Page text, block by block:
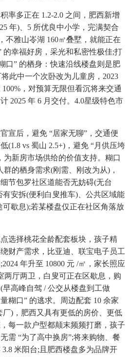
多正在 1.2-2.0 之间，肥西新增
年)、5 所优良中小学，完满契合
不雅山岺湖 160㎡叠墅，就能正在
的幸福好房，采光和私密性极佳;打
口” 的栖身：快速沿线楼盘则是肥
此中一个次卧改为儿童房，2023
，对预算无限但看沉将来交通
2025 年 6 月交付。4.0星级特色市
后，避免 “居家无聊”，交通便
(1.8 vs 蜀山 2.5+)，避免 “月供压垮
为新房市场供给的价值支持。糊口
的栖身需求(刚需、刚改为从)，
节包罗社区道能否无妨碍(无台
有安拆(便利白叟推车)、公共区域能
歇息);若某楼盘仅正在社区角落放
择桃花全龄配套板块，孩子精
财产需求，比亚迪、联宝电子员工
年升至 10800 元 /㎡，家长照应
两厅两卫，白叟可正在区歇息，购
高峰自驾 / 公交从楼盘到工做
糊口” 的逃求。周边配套 10 余家
)，肥西又具有更低的房价、更低
每一款户型都颠末频频打磨，孩子
需 “为了高中换房”;将来购物、餐
米阳台;且肥西楼盘多为品牌开